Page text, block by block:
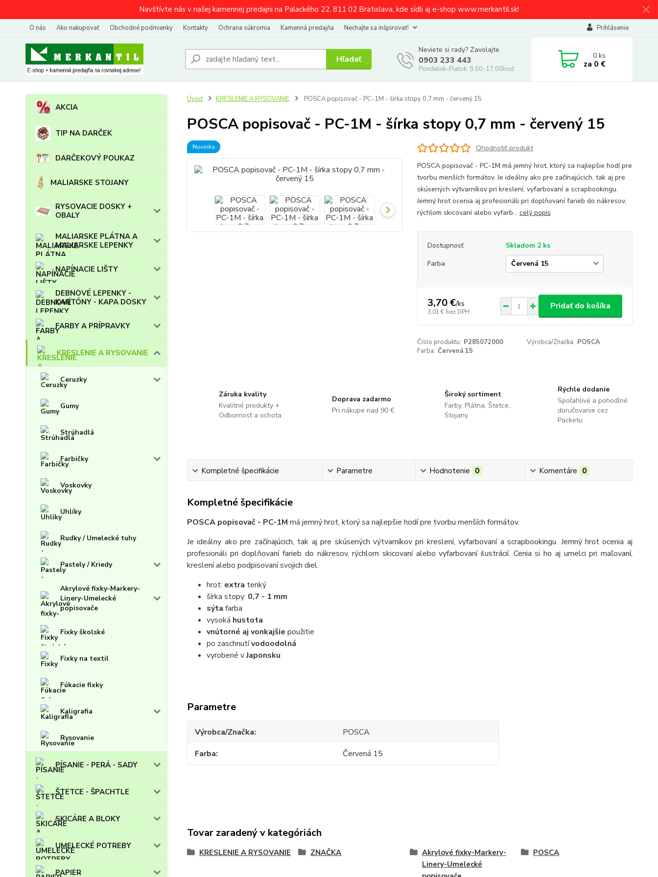
Navštívte nás v našej kamennej predajni na Palackého 22, 811 02 Bratislava, kde sídli aj e-shop www.merkantil.sk!
O nás Ako nakupovať Obchodné podmienky Kontakty Ochrana súkromia Kamenná predajňa Nechajte sa inšpirovať! Prihlásenie
Hľadať
Neviete si rady? Zavolajte.
0903 233 443
Pondelok-Piatok: 9.00-17.00hod.
0ks
za 0 €
AKCIA
TIP NA DARČEK
DARČEKOVÝ POUKAZ
MALIARSKE STOJANY
RYSOVACIE DOSKY +
OBALY
MALIARSKE PLÁTNA A
MALIARSKE LEPENKY
NAPÍNACIE LIŠTY
DEBNOVÉ LEPENKY -
KARTÓNY - KAPA DOSKY
FARBY A PRÍPRAVKY
KRESLENIE A RYSOVANIE
Ceruzky
Gumy
Strúhadlá
Farbičky
Voskovky
Uhlíky
Rudky / Umelecké tuhy
Pastely / Kriedy
Akrylové fixky-Markery-
Linery-Umelecké
popisovače
Fixky školské
Fixky na textil
Fúkacie fixky
Kaligrafia
Rysovanie
PÍSANIE - PERÁ - SADY
ŠTETCE - ŠPACHTLE
SKICÁRE A BLOKY
UMELECKÉ POTREBY
PAPIER
Úvod KRESLENIE A RYSOVANIE POSCA popisovač - PC-1M - šírka stopy 0,7 mm - červený 15
POSCA popisovač - PC-1M - šírka stopy 0,7 mm - červený 15
Novinka
Ohodnotiť produkt
POSCA popisovač - PC-1M má jemný hrot, ktorý sa najlepšie hodí pre
tvorbu menších formátov. Je ideálny ako pre začínajúcich, tak aj pre
skúsených výtvarníkov pri kreslení, vyfarbovaní a scrapbookingu.
Jemný hrot ocenia aj profesionáli pri doplňovaní farieb do nákresov,
rýchlom skicovaní alebo vyfarb... celý popis
Dostupnosť
Skladom 2 ks
Farba
3,70 €/ks
3,01 € bez DPH
Pridať do košíka
Číslo produktu: P285072000 Výrobca/Značka: POSCA
Farba: Červená 15
Záruka kvality
Kvalitné produkty +
Odbornosť a ochota
Doprava zadarmo
Pri nákupe nad 90 €
Široký sortiment
Farby, Plátna, Štetce,
Stojany
Rýchle dodanie
Spoľahlivé a pohodlné
doručovanie cez
Packetu
Kompletné špecifikácie Parametre Hodnotenie 0 Komentáre 0
Kompletné špecifikácie
POSCA popisovač - PC-1M má jemný hrot, ktorý sa najlepšie hodí pre tvorbu menších formátov.
Je ideálny ako pre začínajúcich, tak aj pre skúsených výtvarníkov pri kreslení, vyfarbovaní a scrapbookingu. Jemný hrot ocenia aj
profesionáli pri doplňovaní farieb do nákresov, rýchlom skicovaní alebo vyfarbovaní ilustrácií. Cenia si ho aj umelci pri maľovaní,
kreslení alebo podpisovaní svojich diel.
hrot: extra tenký
šírka stopy: 0,7 - 1 mm
sýta farba
vysoká hustota
vnútorné aj vonkajšie použitie
po zaschnutívodoodolná
vyrobené vJaponsku
Parametre
Výrobca/Značka
POSCA
Farba
Červená 15
Tovar zaradený v kategóriách
KRESLENIE A RYSOVANIE ZNAČKA
Akrylové fixky-Markery-
Linery-Umelecké
POSCA